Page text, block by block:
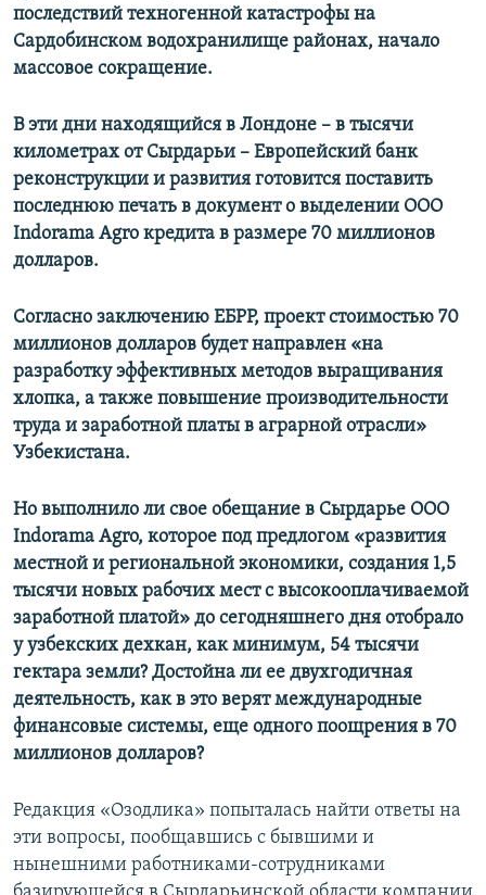
последствий техногенной катастрофы на
Сардобинском водохранилище районах, начало
массовое сокращение.
В эти дни находящийся в Лондоне – в тысячи
километрах от Сырдарьи – Европейский банк
реконструкции и развития готовится поставить
последнюю печать в документ о выделении ООО
Indorama Agro кредита в размере 70 миллионов
долларов.
Согласно заключению ЕБРР, проект стоимостью 70
миллионов долларов будет направлен «на
разработку эффективных методов выращивания
хлопка, а также повышение производительности
труда и заработной платы в аграрной отрасли»
Узбекистана.
Но выполнило ли свое обещание в Сырдарье ООО
Indorama Agro, которое под предлогом «развития
местной и региональной экономики, создания 1,5
тысячи новых рабочих мест с высокооплачиваемой
заработной платой» до сегодняшнего дня отобрало
у узбекских дехкан, как минимум, 54 тысячи
гектара земли? Достойна ли ее двухгодичная
деятельность, как в это верят международные
финансовые системы, еще одного поощрения в 70
миллионов долларов?
Редакция «Озодлика» попыталась найти ответы на
эти вопросы, пообщавшись с бывшими и
нынешними работниками-сотрудниками